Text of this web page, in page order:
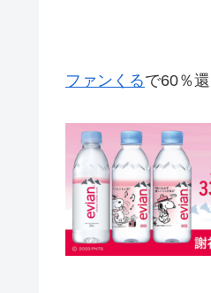
ファンくるで60％